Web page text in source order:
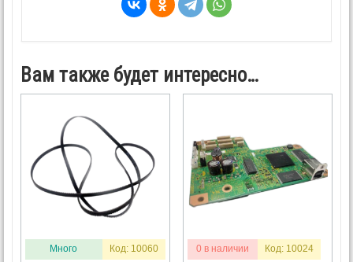
Вам также будет интересно…
Много Код: 10060 0 в наличии Код: 10024